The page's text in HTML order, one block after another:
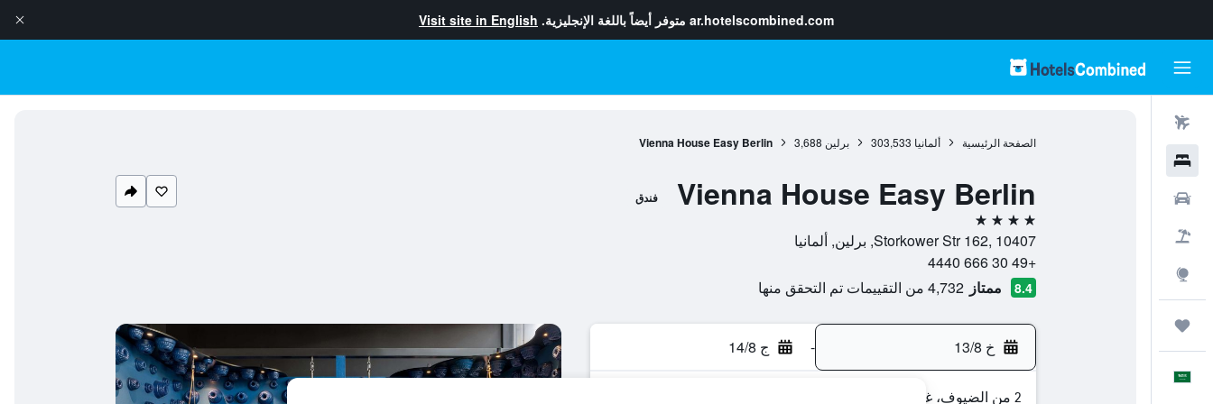
ar.hotelscombined.com متوفر أيضاً باللغة الإنجليزية. Visit site in English
الصفحة الرئيسية ألمانيا 303,533 برلين 3,688
Vienna House Easy Berlin
Vienna House Easy Berlin فندق
4 نجوم
Storkower Str 162, 10407, برلين, ألمانيا
+49 30 666 4440
8.4 ممتاز 4,732 من التقييمات تم التحقق منها
خ 13/8 - ج 14/8
2 من الضيوف، غرفة واحدة